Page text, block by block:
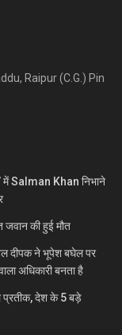
Raipur (C.G.) Pin
में Salman Khan निभाने
की हुई मौत
दीपक ने भूपेश बघेल पर
अधिकारी बनता है
प्रतीक, देश के 5 बड़े